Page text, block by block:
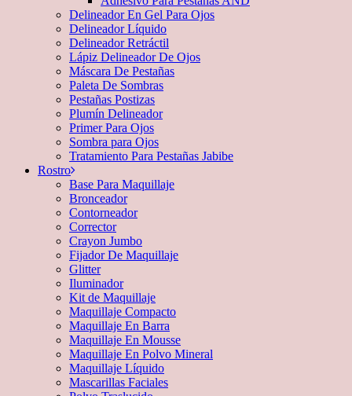
Delineador En Gel Para Ojos
Delineador Líquido
Delineador Retráctil
Lápiz Delineador De Ojos
Máscara De Pestañas
Paleta De Sombras
Pestañas Postizas
Plumín Delineador
Primer Para Ojos
Sombra para Ojos
Tratamiento Para Pestañas Jabibe
Rostro
Base Para Maquillaje
Bronceador
Contorneador
Corrector
Crayon Jumbo
Fijador De Maquillaje
Glitter
Iluminador
Kit de Maquillaje
Maquillaje Compacto
Maquillaje En Barra
Maquillaje En Mousse
Maquillaje En Polvo Mineral
Maquillaje Líquido
Mascarillas Faciales